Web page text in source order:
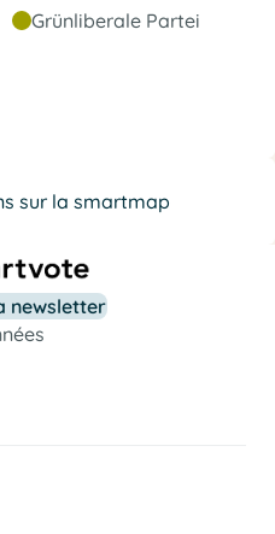
Grünliberale Partei
sur la smartmap
newsletter